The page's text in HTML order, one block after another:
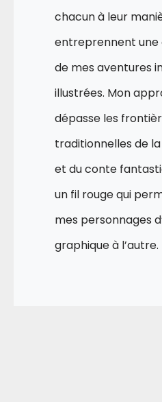
chacun à leur
entreprennent
de mes aventures
illustrées. Mon
dépasse les
traditionnelles de
et du conte
un fil rouge qui
mes personnages
graphique à l’autre.